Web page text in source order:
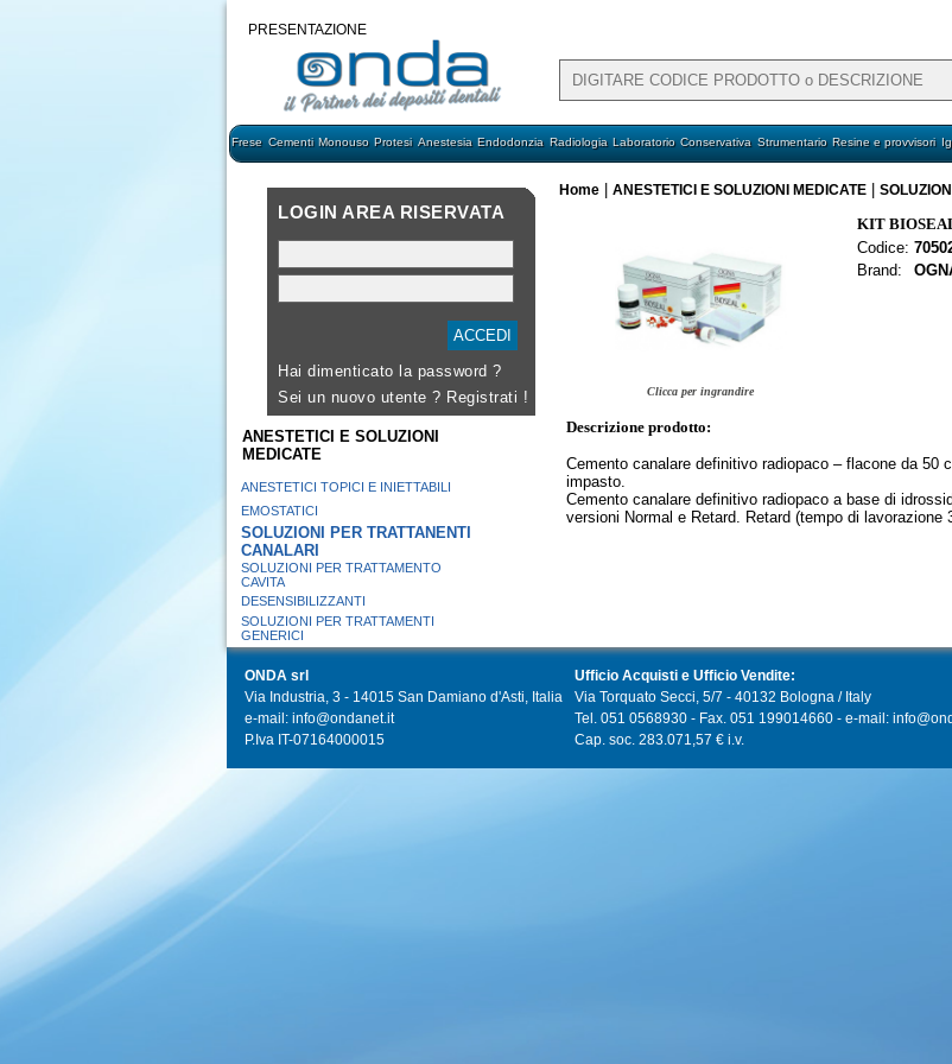
PRESENTAZIONE
Frese Cementi Monouso Protesi Anestesia Endodonzia Radiologia Laboratorio Conservativa Strumentario Resine e provvisori
LOGIN AREA RISERVATA
Hai dimenticato la password ?
Sei un nuovo utente ? Registrati !
ANESTETICI E SOLUZIONI
MEDICATE
ANESTETICI TOPICI E INIETTABILI
EMOSTATICI
SOLUZIONI PER TRATTANENTI
CANALARI
SOLUZIONI PER TRATTAMENTO
CAVITA
DESENSIBILIZZANTI
SOLUZIONI PER TRATTAMENTI
GENERICI
Home ANESTETICI E SOLUZIONI MEDICATE
Clicca per ingrandire
KIT
Codice:
Brand:
Descrizione prodotto:
Cemento canalare definitivo radiopaco – flacone da
impasto.
Cemento canalare definitivo radiopaco a base di
versioni Normal e Retard. Retard (tempo di lavorazione
ONDA srl
Via Industria, 3 - 14015 San Damiano d'Asti, Italia
e-mail: info@ondanet.it
P.Iva IT-07164000015
Ufficio Acquisti e Ufficio Vendite:
Via Torquato Secci, 5/7 - 40132 Bologna / Italy
Tel. 051 0568930 - Fax. 051 199014660 - e-mail:
Cap. soc. 283.071,57 € i.v.